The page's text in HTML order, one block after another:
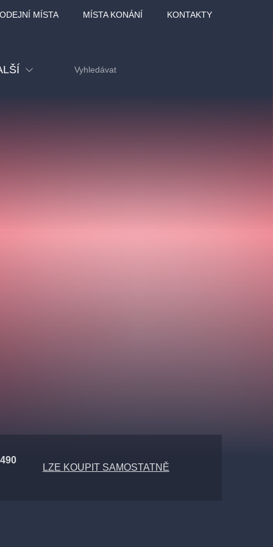
MÍSTA MÍSTA KONÁNÍ KONTAKTY
LZE KOUPIT SAMOSTATNĚ